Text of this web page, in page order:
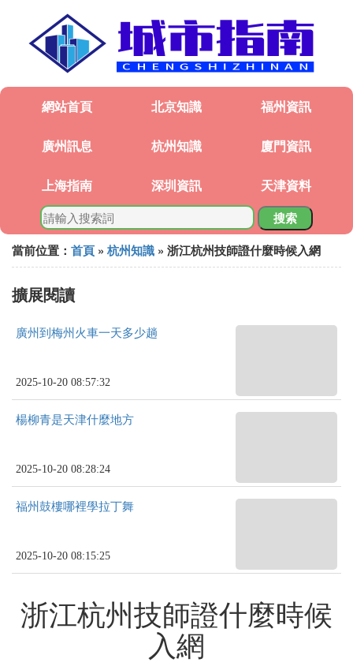
網站首頁 北京知識 福州資訊
廣州訊息 杭州知識 廈門資訊
上海指南 深圳資訊 天津資料
搜索
當前位置： 首頁 » 杭州知識 » 浙江杭州技師證什麼時候入網
擴展閱讀
廣州到梅州火車一天多少趟
2025-10-20 08:57:32
楊柳青是天津什麼地方
2025-10-20 08:28:24
福州鼓樓哪裡學拉丁舞
2025-10-20 08:15:25
浙江杭州技師證什麼時候
入網